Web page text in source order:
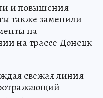
и повышения
также заменили
на
на трассе Донецк
свежая линия